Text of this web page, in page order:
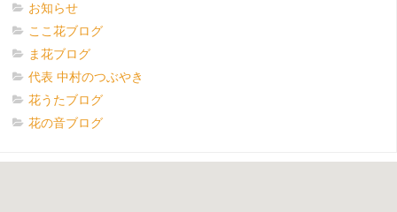
お知らせ
ここ花ブログ
ま花ブログ
代表 中村のつぶやき
花うたブログ
花の音ブログ